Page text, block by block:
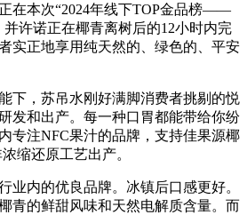
在本次“2024年线下TOP金品榜——
许诺正在椰青离树后的12小时内完
实正地享用纯天然的、绿色的、平安
，苏吊水刚好满脚消费者挑剔的悦
发和出产。每一种口胃都能带给你纷
专注NFC果汁的品牌，支持佳果源椰
缩还原工艺出产。
内的优良品牌。冰镇后口感更好。
青的鲜甜风味和天然电解质含量。而